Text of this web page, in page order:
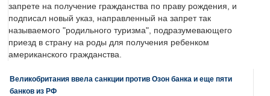
запрете на получение гражданства по праву рождения, и
подписал новый указ, направленный на запрет так
называемого "родильного туризма", подразумевающего
приезд в страну на роды для получения ребенком
американского гражданства.
Великобритания ввела санкции против Озон банка и еще пяти
банков из РФ